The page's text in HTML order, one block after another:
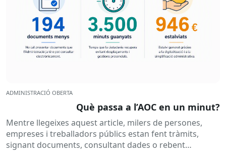
ADMINISTRACIÓ OBERTA
Què passa a l’AOC en un minut?
Mentre llegeixes aquest article, milers de persones,
empreses i treballadors públics estan fent tràmits,
signant documents, consultant dades o rebent